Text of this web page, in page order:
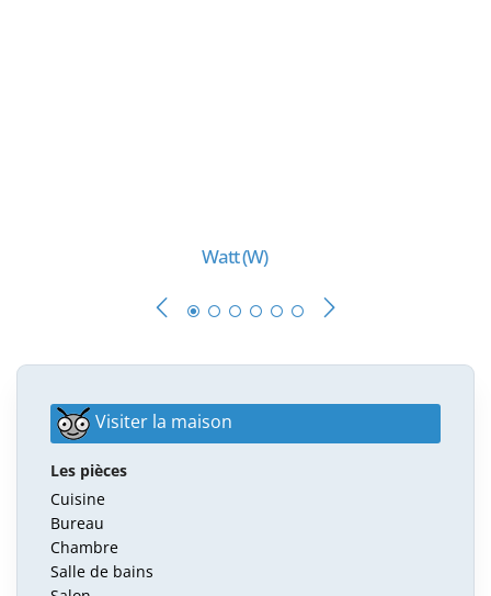
Watt (W)
Visiter la maison
Les pièces
Cuisine
Bureau
Chambre
Salle de bains